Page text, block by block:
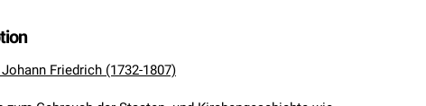
Friedrich (1732-1807)